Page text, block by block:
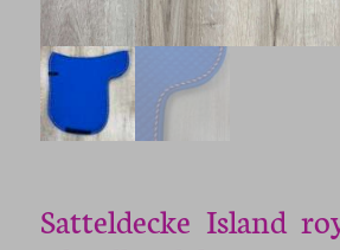
Satteldecke Island